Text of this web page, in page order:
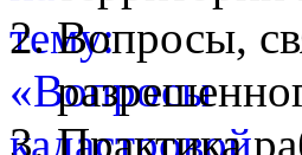
Вопросы,
Практика